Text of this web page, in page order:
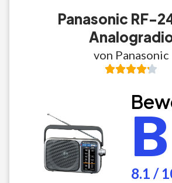
Panasonic RF-
von Panasonic
B
8.1 /